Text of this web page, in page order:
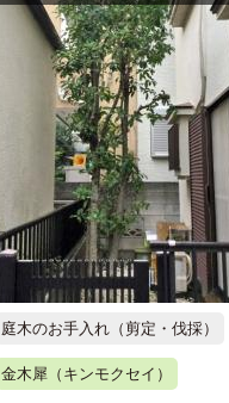
庭木のお手入れ（剪定・伐採）
金木犀（キンモクセイ）